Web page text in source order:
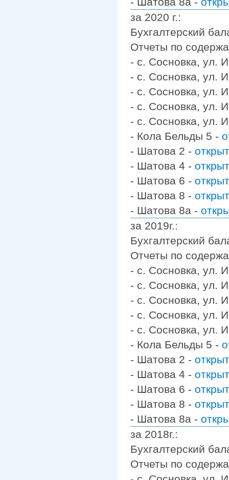
за 2020 г.:
Бухгалтерский
Отчеты по
- с. Сосновка, ул.
- с. Сосновка, ул.
- с. Сосновка, ул.
- с. Сосновка, ул.
- с. Сосновка, ул.
- Кола Бельды 5 -
- Шатова 2 -
- Шатова 4 -
- Шатова 6 -
- Шатова 8 -
- Шатова 8а -
за 2019г.:
Бухгалтерский
Отчеты по
- с. Сосновка, ул.
- с. Сосновка, ул.
- с. Сосновка, ул.
- с. Сосновка, ул.
- с. Сосновка, ул.
- Кола Бельды 5 -
- Шатова 2 -
- Шатова 4 -
- Шатова 6 -
- Шатова 8 -
- Шатова 8а -
за 2018г.:
Бухгалтерский
Отчеты по